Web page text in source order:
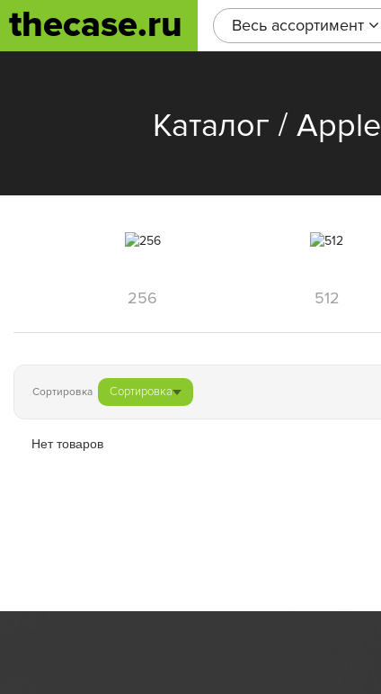
thecase.ru Весь ассортимент
Каталог / Apple
256 512
Сортировка Сортировка
Нет товаров